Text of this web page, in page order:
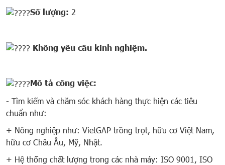
Số lượng: 2
Không yêu cầu kinh nghiệm.
Mô tả công việc:
- Tìm kiếm và chăm sóc khách hàng thực hiện các tiêu
chuẩn như:
+ Nông nghiệp như: VietGAP trồng trọt, hữu cơ Việt Nam,
hữu cơ Châu Âu, Mỹ, Nhật.
+ Hệ thống chất lượng trong các nhà máy: ISO 9001, ISO